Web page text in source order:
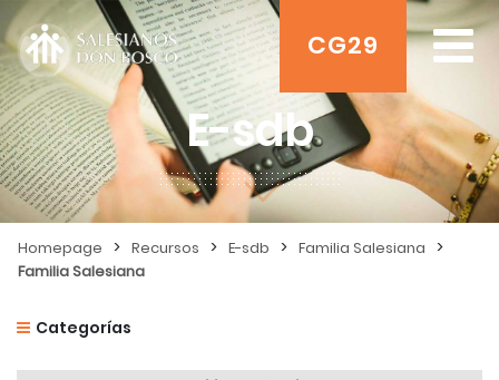
CG29
E-sdb
Homepage > Recursos > E-sdb > Familia Salesiana >
Familia Salesiana
Categorías